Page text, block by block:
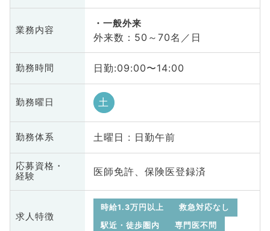
業務内容
一般外来
外来数：50～70名／日
勤務時間 日勤:09:00〜14:00
勤務曜日 土
勤務体系 土曜日 : 日勤午前
応募資格・
経験
医師免許、保険医登録済
求人特徴
時給1.3万円以上
救急対応なし
駅近・徒歩圏内
専門医不問